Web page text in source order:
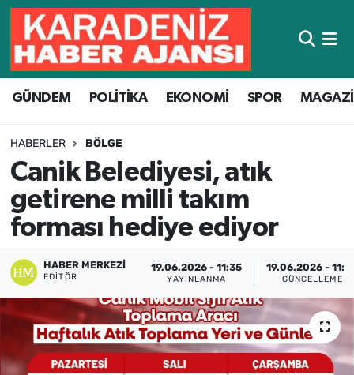
GÜNDEM POLİTİKA EKONOMİ SPOR
HABERLER BÖLGE
Canik Belediyesi, atık
getirene milli takım
forması hediye ediyor
HABER MERKEZI
EDITÖR
19.06.2026 - 11:35
YAYINLANMA
19.06.2026 -
GÜNCELLEME
Hava Durumu
Trafik Durumu
Süper Lig Puan Durumu ve Fikstür
Tüm Manşetler
Son Dakika Haberleri
Haber Arşivi